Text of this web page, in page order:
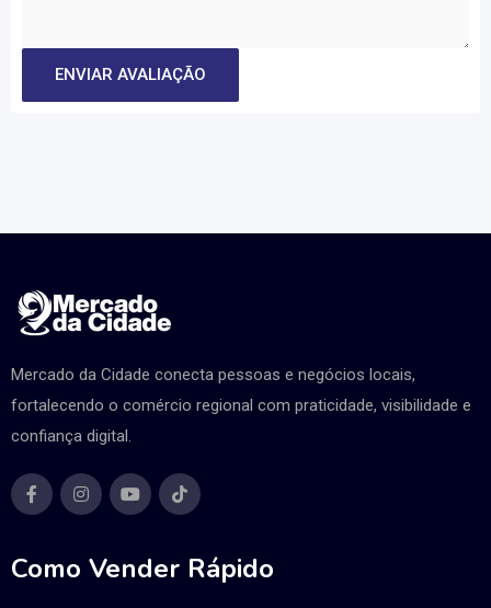
Mercado da Cidade conecta pessoas e negócios locais,
fortalecendo o comércio regional com praticidade, visibilidade e
confiança digital.
Como Vender Rápido